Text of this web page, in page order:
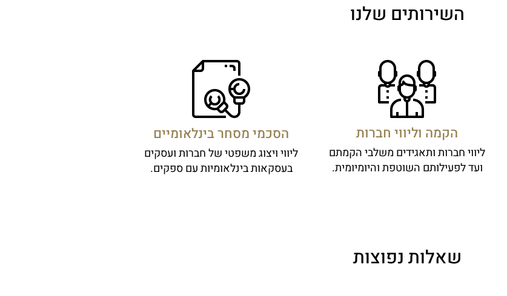
השירותים שלנו
הקמה וליווי חברות
ליווי חברות ותאגידים משלבי הקמתם
ועד לפעילותם השוטפת והיומיומית.
הסכמי מסחר בינלאומיים
ליווי ויצוג משפטי של חברות ועסקים
בעסקאות בינלאומיות עם ספקים.
שאלות נפוצות